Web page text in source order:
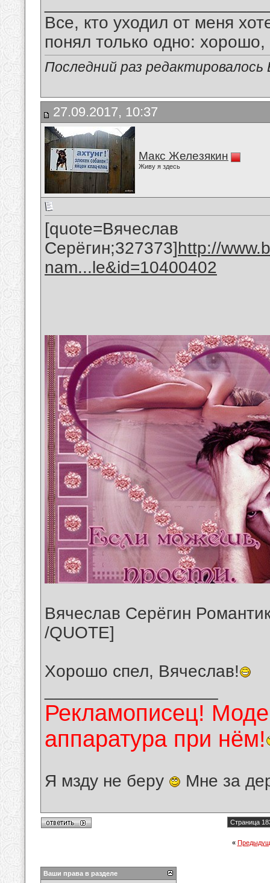
Все, кто уходил от меня
понял только одно:
Последний раз
27.09.2017, 10:37
Макс Железякин
Живу я здесь
[quote=Вячеслав
Серёгин;327373]http://
nam...le&id=10400402
Вячеслав Серёгин
/QUOTE]
Хорошо спел, Вячеслав!
Рекламописец!
аппаратура при нём!
Я мзду не беру Мне за
Страница
«
Ваши права в разделе